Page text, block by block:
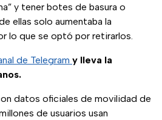
y tener botes de basura o
ellas solo aumentaba la
lo que se optó por retirarlos.
de Telegram y lleva la
datos oficiales de movilidad de
de usuarios usan